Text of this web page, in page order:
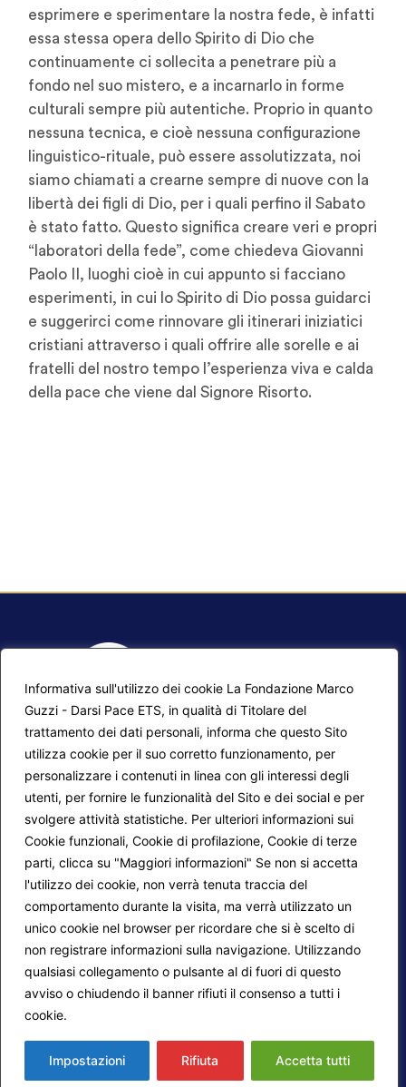
Informativa sull'utilizzo dei cookie La Fondazione Marco
Guzzi - Darsi Pace ETS, in qualità di Titolare del
trattamento dei dati personali, informa che questo Sito
utilizza cookie per il suo corretto funzionamento, per
personalizzare i contenuti in linea con gli interessi degli
utenti, per fornire le funzionalità del Sito e dei social e per
svolgere attività statistiche. Per ulteriori informazioni sui
Cookie funzionali, Cookie di profilazione, Cookie di terze
parti, clicca su "Maggiori informazioni" Se non si accetta
l'utilizzo dei cookie, non verrà tenuta traccia del
comportamento durante la visita, ma verrà utilizzato un
unico cookie nel browser per ricordare che si è scelto di
non registrare informazioni sulla navigazione. Utilizzando
qualsiasi collegamento o pulsante al di fuori di questo
avviso o chiudendo il banner rifiuti il consenso a tutti i
cookie.
Impostazioni Rifiuta Accetta tutti
esprimere e sperimentare la nostra fede, è infatti
essa stessa opera dello Spirito di Dio che
continuamente ci sollecita a penetrare più a
fondo nel suo mistero, e a incarnarlo in forme
culturali sempre più autentiche. Proprio in quanto
nessuna tecnica, e cioè nessuna configurazione
linguistico-rituale, può essere assolutizzata, noi
siamo chiamati a crearne sempre di nuove con la
libertà dei figli di Dio, per i quali perfino il Sabato
è stato fatto. Questo significa creare veri e propri
“laboratori della fede”, come chiedeva Giovanni
Paolo II, luoghi cioè in cui appunto si facciano
esperimenti, in cui lo Spirito di Dio possa guidarci
e suggerirci come rinnovare gli itinerari iniziatici
cristiani attraverso i quali offrire alle sorelle e ai
fratelli del nostro tempo l’esperienza viva e calda
della pace che viene dal Signore Risorto.
Mappa del sito
Progetti Darsi Pace
Login redattori
Calendario corsi
Privacy Policy
Cookie Policy
Seguici su:
© 2026
. Tutti i diritti sono riservati.